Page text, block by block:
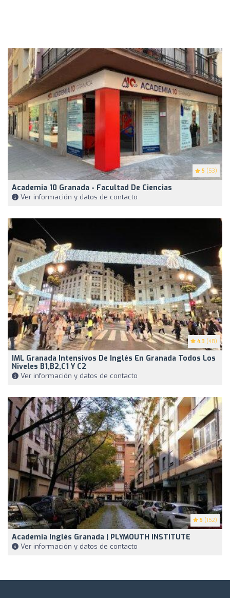
5 (53)
Academia 10 Granada - Facultad De Ciencias
Ver información y datos de contacto
4.3 (48)
IML Granada Intensivos De Inglés En Granada Todos Los
Niveles B1,B2,C1 Y C2
Ver información y datos de contacto
5 (152)
Academia Inglés Granada | PLYMOUTH INSTITUTE
Ver información y datos de contacto